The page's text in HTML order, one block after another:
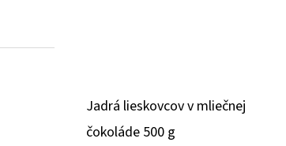
Jadrá lieskovcov v mliečnej
čokoláde 500 g